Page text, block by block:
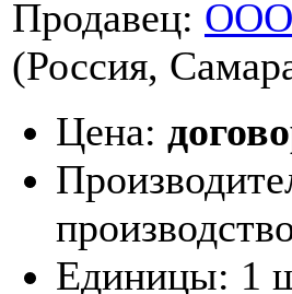
Продавец: ООО
(Россия,
Цена:
Единицы: 1